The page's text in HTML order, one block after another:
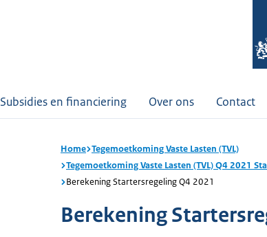
Subsidies en financiering Over ons Contact
Home Tegemoetkoming Vaste Lasten (TVL)
Tegemoetkoming Vaste Lasten (TVL) Q4 2021
Berekening Startersregeling Q4 2021
Berekening